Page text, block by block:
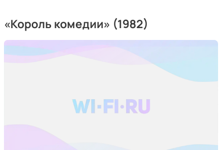
«Король комедии» (1982)